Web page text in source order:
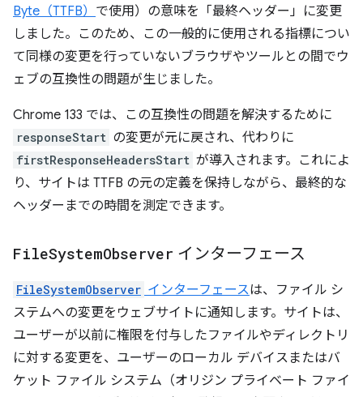
Byte（TTFB） で使用）の意味を「最終ヘッダー」に変更
しました。このため、この一般的に使用される指標につい
て同様の変更を行っていないブラウザやツールとの間でウ
ェブの互換性の問題が生じました。
Chrome 133 では、この互換性の問題を解決するために
responseStart の変更が元に戻され、代わりに
firstResponseHeadersStart が導入されます。これによ
り、サイトは TTFB の元の定義を保持しながら、最終的な
ヘッダーまでの時間を測定できます。
FileSystemObserver インターフェース
FileSystemObserver インターフェースは、ファイル シ
ステムへの変更をウェブサイトに通知します。サイトは、
ユーザーが以前に権限を付与したファイルやディレクトリ
に対する変更を、ユーザーのローカル デバイスまたはバ
ケット ファイル システム（オリジン プライベート ファイ